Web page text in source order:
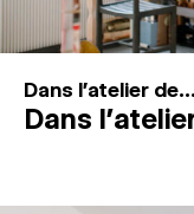
Dans l'atelier de...
Dans